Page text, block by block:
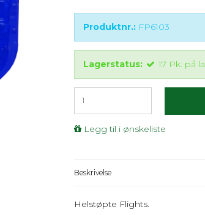
Produktnr.: FP6103
Lagerstatus: 17 Pk. på
Legg til i ønskeliste
Beskrivelse
Helstøpte Flights.